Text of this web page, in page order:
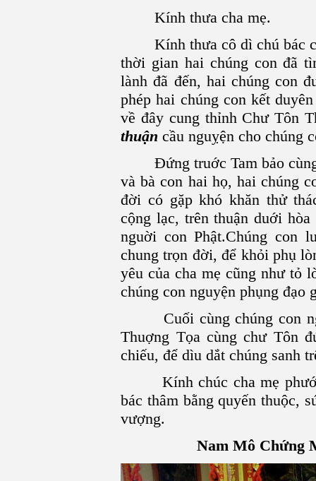
Kính thưa cha mẹ.
Kính thưa cô dì chú bác
thời gian hai chúng con đã
lành đã đến, hai chúng con
phép hai chúng con kết
về đây cung thỉnh Chư Tôn
thuậncầu nguỵện cho chúng
Đứng truớc Tam bảo cùng
và bà con hai họ, hai chúng
đời có gặp khó khăn thử
cộng lạc, trên thuận duới
nguời con Phật.Chúng con
chung trọn đời, để khỏi phụ
yêu của cha mẹ cũng như tỏ
chúng con nguyện phụng
Cuối cùng chúng con
Thuợng Tọa cùng chư Tôn
chiếu, để dìu dắt chúng sanh
Kính chúc cha mẹ phước
bác thâm bằng quyến thuộc,
vượng.
Nam Mô Chứng